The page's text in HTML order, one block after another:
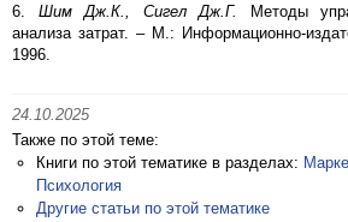
6. Шим Дж.К., Сигел Дж.Г. Методы
анализа затрат. – М.: Информационно-
1996.
24.10.2025
Также по этой теме:
Книги по этой тематике в разделах:
Психология
Другие статьи по этой тематике